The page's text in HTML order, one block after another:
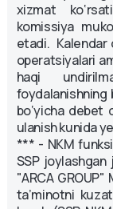
xizmat
komissiya
etadi. Kalendar
operatsiyalari
haqi
foydalanishning
bo‘yicha debet
ulanish kunida
*** - NKM
SSP joylashgan
"ARCA
ta’minotni